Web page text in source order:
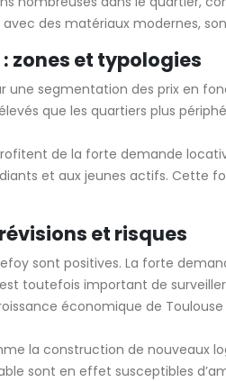
des matériaux modernes,
zones et typologies
segmentation des prix en
que les quartiers plus
de la forte demande
et aux jeunes actifs. Cette
et risques
sont positives. La forte
toutefois important de
économique de
la construction de nouveaux
sont en effet susceptibles